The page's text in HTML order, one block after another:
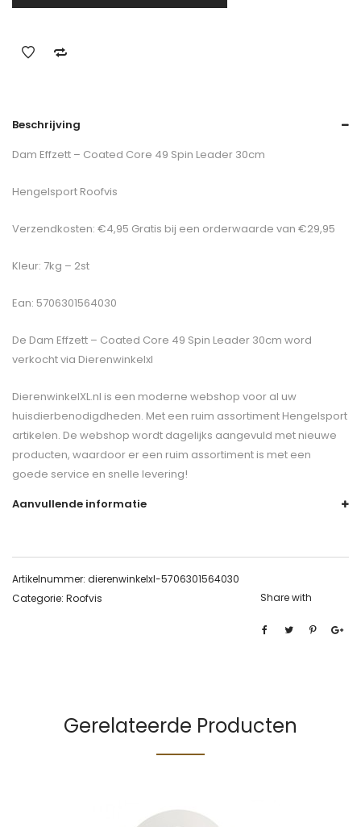
Beschrijving
Dam Effzett – Coated Core 49 Spin Leader 30cm
Hengelsport Roofvis
Verzendkosten: €4,95 Gratis bij een orderwaarde van €29,95
Kleur: 7kg – 2st
Ean: 5706301564030
De Dam Effzett – Coated Core 49 Spin Leader 30cm word
verkocht via Dierenwinkelxl
DierenwinkelXL.nl is een moderne webshop voor al uw
huisdierbenodigdheden. Met een ruim assortiment Hengelsport
artikelen. De webshop wordt dagelijks aangevuld met nieuwe
producten, waardoor er een ruim assortiment is met een
goede service en snelle levering!
Aanvullende informatie
Artikelnummer: dierenwinkelxl-5706301564030
Categorie: Roofvis Share with
Gerelateerde Producten